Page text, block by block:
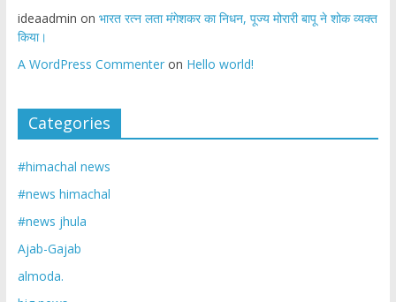
ideaadmin on भारत रत्न लता मंगेशकर का निधन, पूज्य मोरारी बापू ने शोक व्यक्त
किया।
A WordPress Commenteron Hello world!
Categories
#himachal news
#news himachal
#news jhula
Ajab-Gajab
almoda.